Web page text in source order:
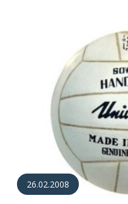
26.02.2008